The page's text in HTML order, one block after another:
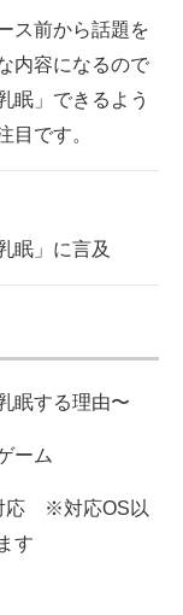
ス前から話題を
内容になるので
眠」できるよう
です。
眠」に言及
眠する理由〜
ーム
応 ※対応OS以
す